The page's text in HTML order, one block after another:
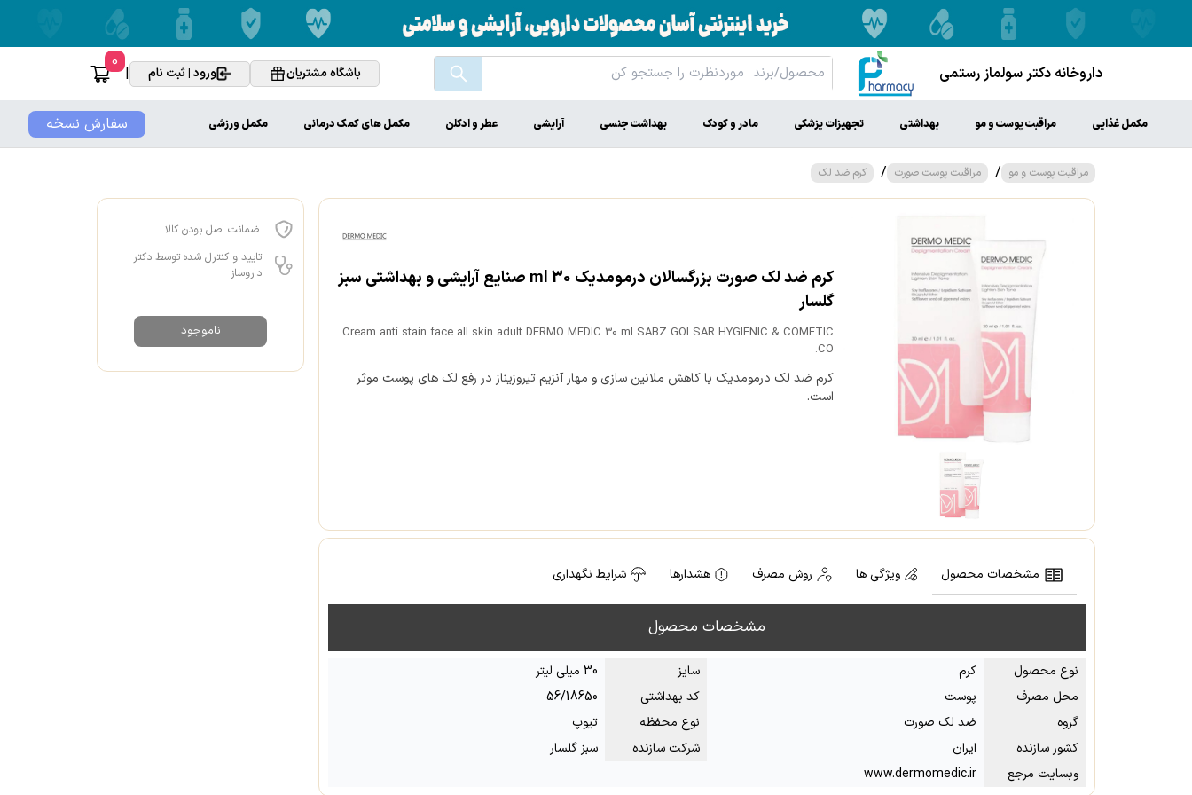
داروخانه دکتر سولماز رستمی باشگاه مشتریان ورود | ثبت نام |
0
سفارش نسخه مکمل غذایی مراقبت پوست و مو بهداشتی تجهیزات پزشکی مادر و کودک بهداشت جنسی آرایشی عطر و ادکلن مکمل های کمک درمانی مکمل ورزشی
مراقبت پوست و مو / مراقبت پوست صورت / کرم ضد لک
کرم ضد لک صورت بزرگسالان درمومدیک 30 ml صنایع آرایشی و بهداشتی سبز
گلسار
Cream anti stain face all skin adult DERMO MEDIC 30 ml SABZ GOLSAR HYGIENIC & COMETIC
CO.
کرم ضد لک درمومدیک با کاهش ملانین سازی و مهار آنزیم تیروزیناز در رفع لک های پوست موثر
است.
مشخصات محصول ویژگی ها روش مصرف هشدارها شرایط نگهداری
مشخصات محصول
نوع محصول کرم سایز
30 میلی لیتر
محل مصرف
پوست کد بهداشتی
56/18650
گروه
ضد لک صورت نوع محفظه
تیوپ
کشور سازنده
ایران شرکت سازنده
سبز گلسار
وبسایت مرجع
www.dermomedic.ir
ضمانت اصل بودن کالا
تایید و کنترل شده توسط دکتر
داروساز
ناموجود